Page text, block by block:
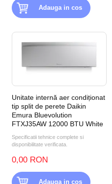
Adauga in cos
Unitate internă aer condiționat
tip split de perete Daikin
Emura Bluevolution
FTXJ35AW 12000 BTU White
Specificatii tehnice complete si
disponibilitate verificata.
0,00 RON
Adauga in cos